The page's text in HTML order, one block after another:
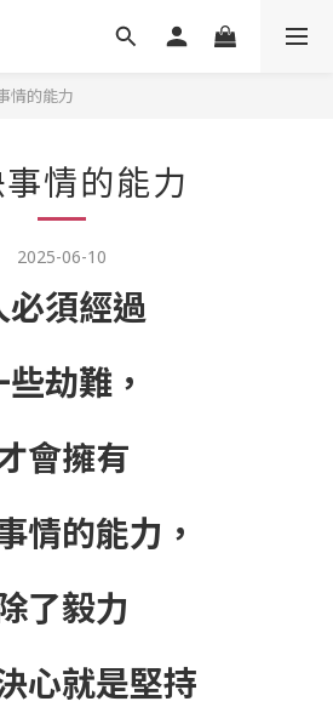
情的能力
情的能力
2025-06-10
必須經過
些劫難，
會擁有
情的能力，
了毅力
心就是堅持